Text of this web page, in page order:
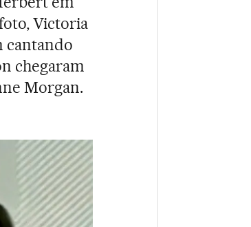
Victoria
cantando
chegaram
Morgan.